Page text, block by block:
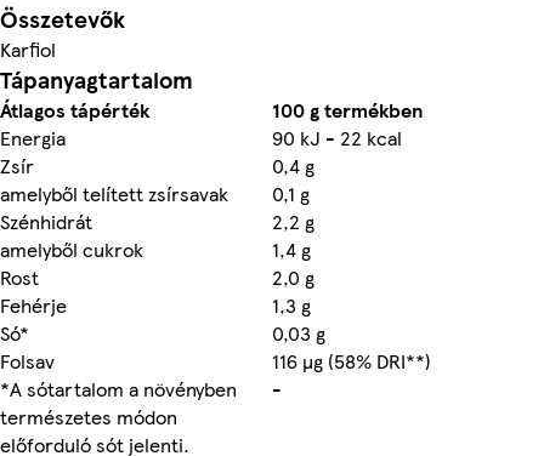
Összetevők
Karfiol
Tápanyagtartalom
Átlagos tápérték
100 g termékben
Energia
90 kJ - 22 kcal
Zsír
0,4 g
amelyből telített zsírsavak
0,1 g
Szénhidrát
2,2 g
amelyből cukrok
1,4 g
Rost
2,0 g
Fehérje
1,3 g
Só*
0,03 g
Folsav
116 µg (58% DRI**)
*A sótartalom a növényben
természetes módon
előforduló sót jelenti.
-